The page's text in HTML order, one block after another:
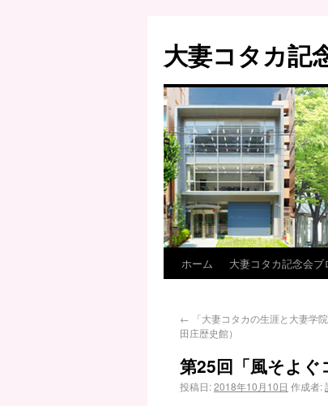
大妻コタカ記
ホーム 大妻コタカ記念会ブ
← 「大妻コタカの生涯と大妻
田庄歴史館）
第25回「風そよ
投稿日:2018年10月10日 作成者: